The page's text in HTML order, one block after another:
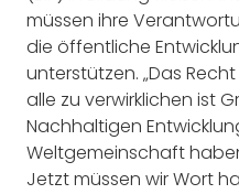
müssen ihre
die öffentliche
unterstützen. „Das
alle zu verwirklichen ist
Nachhaltigen
Weltgemeinschaft
Jetzt müssen wir Wort